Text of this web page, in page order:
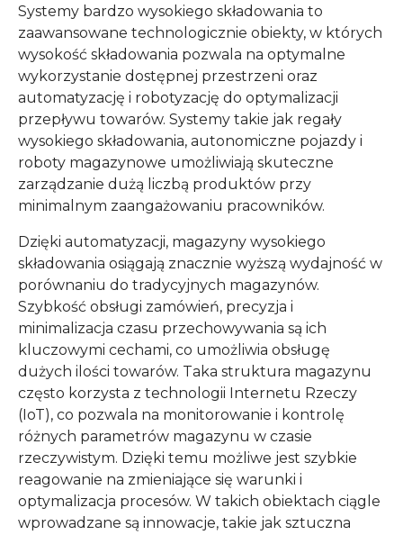
Systemy bardzo wysokiego składowania to
zaawansowane technologicznie obiekty, w których
wysokość składowania pozwala na optymalne
wykorzystanie dostępnej przestrzeni oraz
automatyzację i robotyzację do optymalizacji
przepływu towarów. Systemy takie jak regały
wysokiego składowania, autonomiczne pojazdy i
roboty magazynowe umożliwiają skuteczne
zarządzanie dużą liczbą produktów przy
minimalnym zaangażowaniu pracowników.
Dzięki automatyzacji, magazyny wysokiego
składowania osiągają znacznie wyższą wydajność w
porównaniu do tradycyjnych magazynów.
Szybkość obsługi zamówień, precyzja i
minimalizacja czasu przechowywania są ich
kluczowymi cechami, co umożliwia obsługę
dużych ilości towarów. Taka struktura magazynu
często korzysta z technologii Internetu Rzeczy
(IoT), co pozwala na monitorowanie i kontrolę
różnych parametrów magazynu w czasie
rzeczywistym. Dzięki temu możliwe jest szybkie
reagowanie na zmieniające się warunki i
optymalizacja procesów. W takich obiektach ciągle
wprowadzane są innowacje, takie jak sztuczna